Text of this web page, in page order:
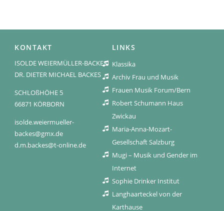
KONTAKT
ISOLDE WEIERMÜLLER-BACKES
DR. DIETER MICHAEL BACKES
SCHLOßHÖHE 5
66871 KÖRBORN
isolde.weiermueller-
backes@gmx.de
d.m.backes@t-online.de
LINKS
Klassika
Archiv Frau und Musik
Frauen Musik Forum/Bern
Robert Schumann Haus
Zwickau
Maria-Anna-Mozart-
Gesellschaft Salzburg
Mugi – Musik und Gender im
Internet
Sophie Drinker Institut
Langhaarteckel von der
Karthause